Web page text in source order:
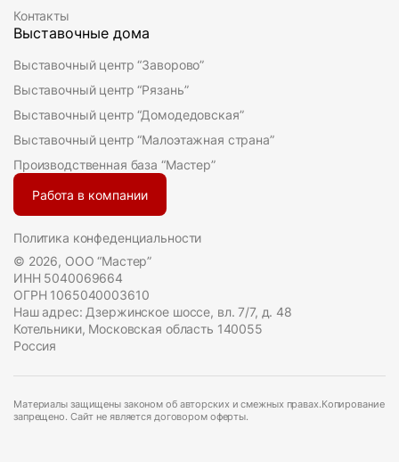
Контакты
Выставочные дома
Выставочный центр “Заворово”
Выставочный центр “Рязань”
Выставочный центр “Домодедовская”
Выставочный центр “Малоэтажная страна”
Производственная база “Мастер”
Работа в компании
Политика конфеденциальности
© 2026, ООО “Мастер”
ИНН 5040069664
ОГРН 1065040003610
Наш адрес: Дзержинское шоссе, вл. 7/7, д. 48
Котельники, Московская область 140055
Россия
Материалы защищены законом об авторских и смежных правах.Копирование
запрещено. Сайт не является договором оферты.